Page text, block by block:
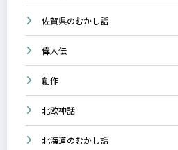
佐賀県のむかし話
偉人伝
創作
北欧神話
北海道のむかし話